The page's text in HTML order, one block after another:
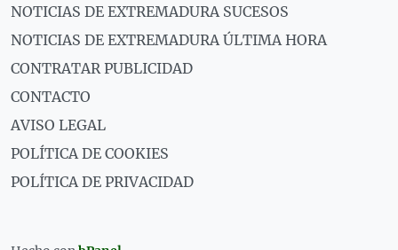
NOTICIAS DE EXTREMADURA SUCESOS
NOTICIAS DE EXTREMADURA ÚLTIMA HORA
CONTRATAR PUBLICIDAD
CONTACTO
AVISO LEGAL
POLÍTICA DE COOKIES
POLÍTICA DE PRIVACIDAD